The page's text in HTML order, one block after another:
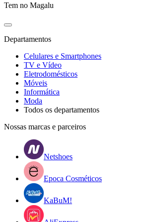
Tem no Magalu
Departamentos
Celulares e Smartphones
TV e Vídeo
Eletrodomésticos
Móveis
Informática
Moda
Todos os departamentos
Nossas marcas e parceiros
Netshoes
Epoca Cosméticos
KaBuM!